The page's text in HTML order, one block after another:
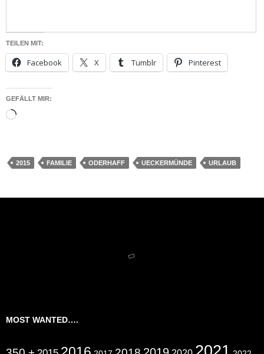
TEILEN MIT:
Facebook X Tumblr Pinterest
GEFÄLLT MIR:
Wird
2015 FAMILIE ODERHAFF UECKERMÜNDE URLAUB
MOST WANTED….